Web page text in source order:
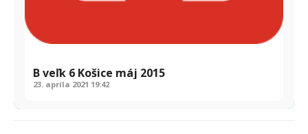
B veľk 6 Košice máj 2015
23. apríla 2021 19:42